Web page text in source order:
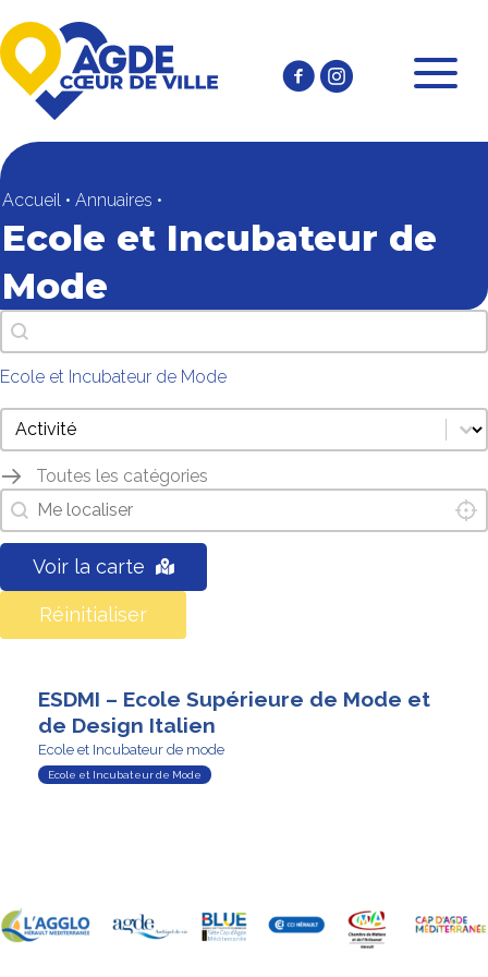
Accueil • Annuaires •
Ecole et Incubateur de
Mode
Recherche texte
Rechercher
Ecole et Incubateur de Mode
annuaire thématiques commerçants mobile
Sélectionnez le contenu
Toutes les catégories
localisez-moi
Géolocalisation
Voir la carte
Réinitialiser
ESDMI – Ecole Supérieure de Mode et
de Design Italien
Ecole et Incubateur de mode
Ecole et Incubateur de Mode